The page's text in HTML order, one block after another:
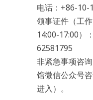
电话：+86-10-
领事证件（工
14:00-17:00）
62581795
非紧急事项咨
馆微信公众号
进入）。